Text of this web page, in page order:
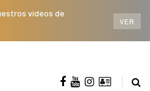
videos de
VER